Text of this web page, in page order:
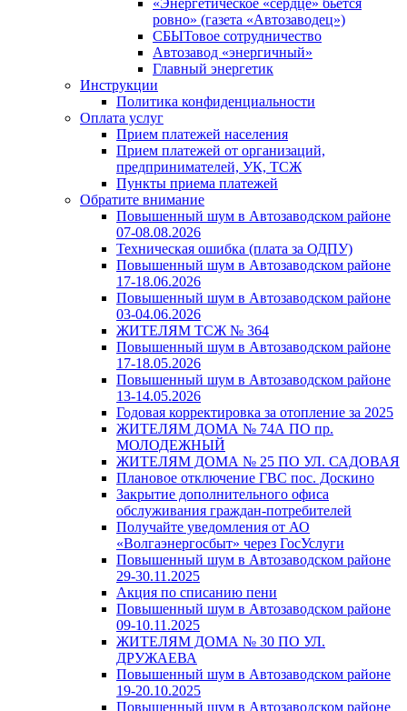
«Энергетическое «сердце» бьется
ровно» (газета «Автозаводец»)
СБЫТовое сотрудничество
Автозавод «энергичный»
Главный энергетик
Инструкции
Политика конфиденциальности
Оплата услуг
Прием платежей населения
Прием платежей от организаций,
предпринимателей, УК, ТСЖ
Пункты приема платежей
Обратите внимание
Повышенный шум в Автозаводском районе
07-08.08.2026
Техническая ошибка (плата за ОДПУ)
Повышенный шум в Автозаводском районе
17-18.06.2026
Повышенный шум в Автозаводском районе
03-04.06.2026
ЖИТЕЛЯМ ТСЖ № 364
Повышенный шум в Автозаводском районе
17-18.05.2026
Повышенный шум в Автозаводском районе
13-14.05.2026
Годовая корректировка за отопление за 2025
ЖИТЕЛЯМ ДОМА № 74А ПО пр.
МОЛОДЕЖНЫЙ
ЖИТЕЛЯМ ДОМА № 25 ПО УЛ. САДОВАЯ
Плановое отключение ГВС пос. Доскино
Закрытие дополнительного офиса
обслуживания граждан-потребителей
Получайте уведомления от АО
«Волгаэнергосбыт» через ГосУслуги
Повышенный шум в Автозаводском районе
29-30.11.2025
Акция по списанию пени
Повышенный шум в Автозаводском районе
09-10.11.2025
ЖИТЕЛЯМ ДОМА № 30 ПО УЛ.
ДРУЖАЕВА
Повышенный шум в Автозаводском районе
19-20.10.2025
Повышенный шум в Автозаводском районе